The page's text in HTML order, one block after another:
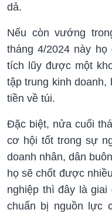
dả.
Nếu còn vướng
tháng 4/2024 này
tích lũy được một
tập trung kinh doanh,
tiền về túi.
Đặc biệt, nửa cuối
cơ hội tốt trong sự
doanh nhân, dân
họ sẽ chốt được
nghiệp thì đây là
chuẩn bị nguồn lực